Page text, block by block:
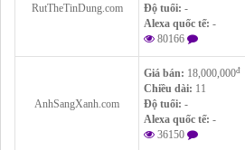
RutTheTinDung.com
Độ tuổi: -
Alexa quốc tế: -
80166
AnhSangXanh.com
Giá bán: 18,000,000đ
Chiều dài: 11
Độ tuổi: -
Alexa quốc tế: -
36150